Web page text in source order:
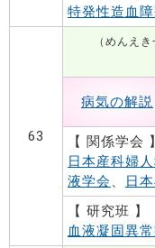
特発性造血
63
（めんえ
病気の解説
【 関係学会 】
日本産科婦
液学会 、
日
【 研究班 】
血液凝固異